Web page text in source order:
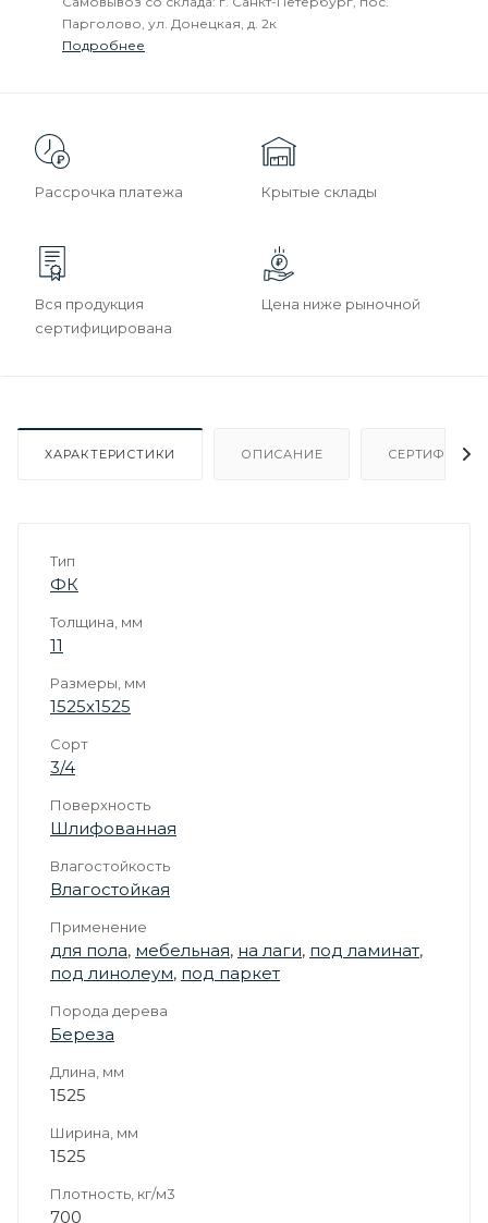
Парголово, ул. Донецкая, д. 2к
Подробнее
Рассрочка платежа Крытые склады
Вся продукция
сертифицирована
Цена ниже рыночной
ХАРАКТЕРИСТИКИ ОПИСАНИЕ
Тип
ФК
Толщина, мм
11
Размеры, мм
1525х1525
Сорт
3/4
Поверхность
Шлифованная
Влагостойкость
Влагостойкая
Применение
для пола, мебельная, на лаги, под ламинат,
под линолеум, под паркет
Порода дерева
Береза
Длина, мм
1525
Ширина, мм
1525
Плотность, кг/м3
700